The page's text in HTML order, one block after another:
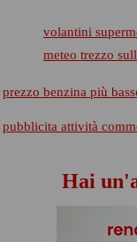
volantini
meteo trezzo
prezzo benzina più
pubblicita attività
Hai